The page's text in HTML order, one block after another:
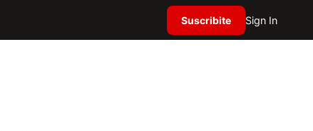
Suscribite Sign In